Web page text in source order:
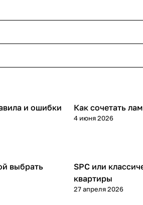
и ошибки Напольные
Как сочетать
4 июня 2026
выбрать Напольные
SPC или
квартиры
27 апреля 2026